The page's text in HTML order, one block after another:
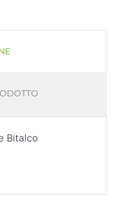
Bitalco